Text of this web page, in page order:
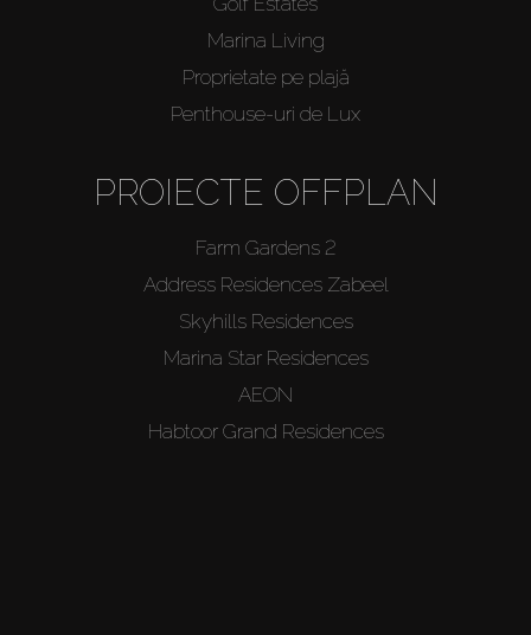
Marina Living
Proprietate pe plajă
Penthouse-uri de Lux
PROIECTE OFFPLAN
Farm Gardens 2
Address Residences Zabeel
Skyhills Residences
Marina Star Residences
AEON
Habtoor Grand Residences